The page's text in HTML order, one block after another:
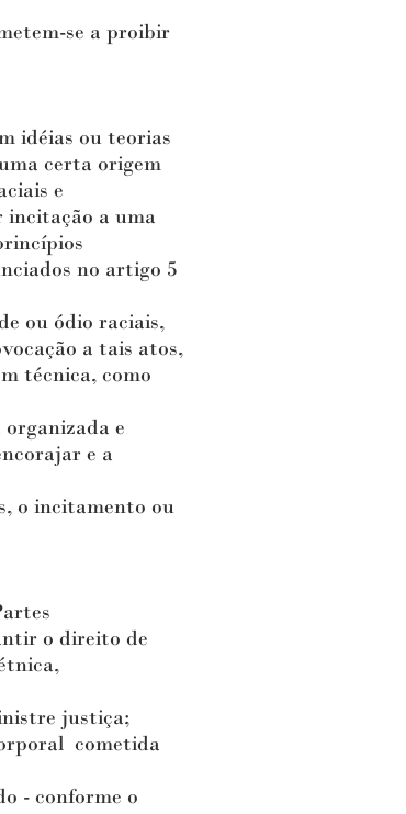
se a proibir
idéias ou teorias
certa origem
e
incitação a uma
no artigo 5
ou ódio raciais,
a tais atos,
técnica, como
e
e a
o incitamento ou
o direito de
justiça;
cometida
- conforme o